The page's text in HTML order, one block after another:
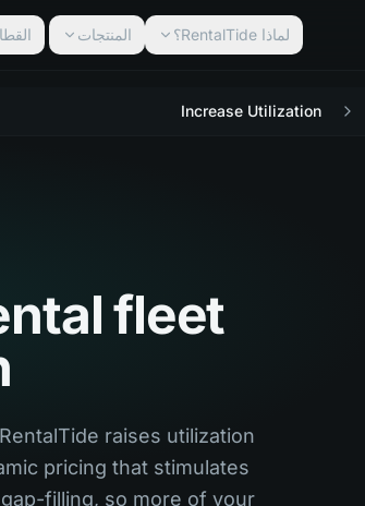
لماذا RentalTide؟ المنتجات
Increase Utilization
fleet
raises utilization
pricing that stimulates
filling, so more of your